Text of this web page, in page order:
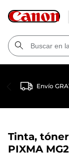
Envío
Tinta,
PIXMA